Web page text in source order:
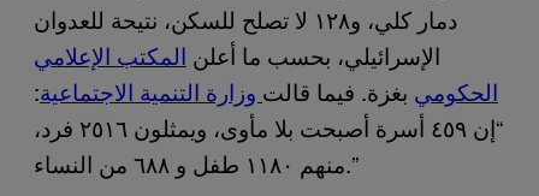
دمار كلي، و١٢٨ لا تصلح للسكن، نتيحة للعدوان
الإسرائيلي، بحسب ما أعلن المكتب الإعلامي
الحكومي بغزة. فيما قالت وزارة التنمية الاجتماعية:
“إن ٤٥٩ أسرة أصبحت بلا مأوى، ويمثلون ٢٥١٦ فرد،
منهم ١١٨٠ طفل و ٦٨٨ من النساء.”